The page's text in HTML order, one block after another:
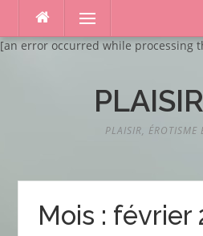
contenu
Menu
[an error occurred while processing
PLAISIR, ÉROTISME
Mois : février